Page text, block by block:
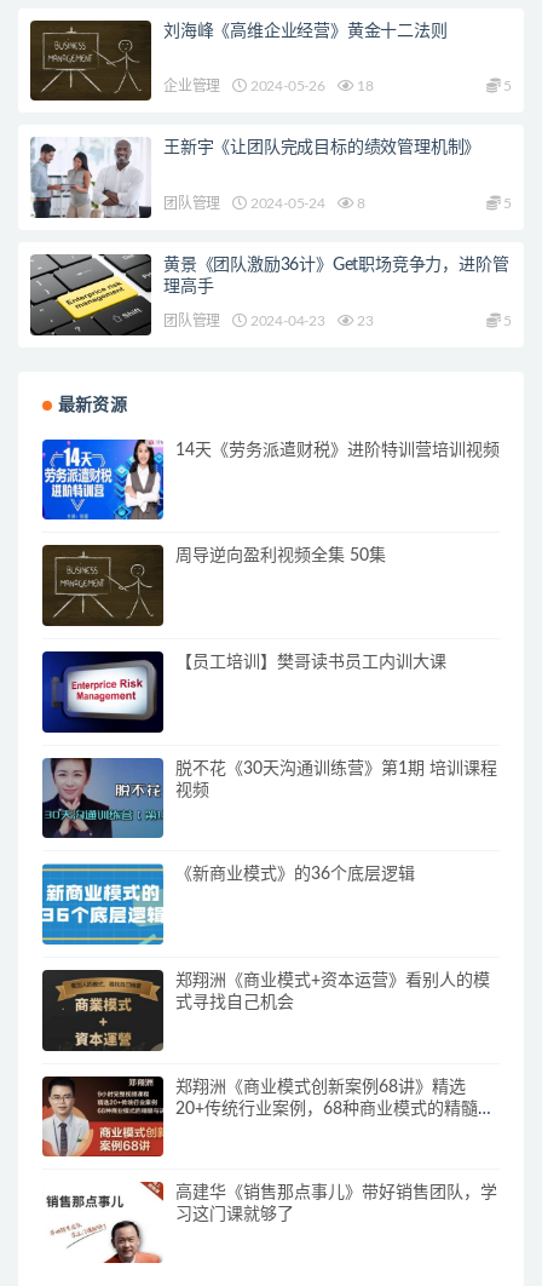
刘海峰《高维企业经营》黄金十二法则
企业管理 2024-05-26 18 5
王新宇《让团队完成目标的绩效管理机制》
团队管理 2024-05-24 8 5
黄景《团队激励36计》Get职场竞争力，进阶管
理高手
团队管理 2024-04-23 23 5
最新资源
14天《劳务派遣财税》进阶特训营培训视频
周导逆向盈利视频全集 50集
【员工培训】樊哥读书员工内训大课
脱不花《30天沟通训练营》第1期 培训课程
视频
《新商业模式》的36个底层逻辑
郑翔洲《商业模式+资本运营》看别人的模
式寻找自己机会
郑翔洲《商业模式创新案例68讲》精选
20+传统行业案例，68种商业模式的精髓与
高建华《销售那点事儿》带好销售团队，学
习这门课就够了